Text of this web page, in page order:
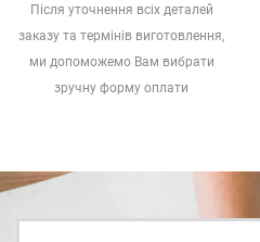
Після уточнення всіх деталей
заказу та термінів виготовлення,
ми допоможемо Вам вибрати
зручну форму оплати